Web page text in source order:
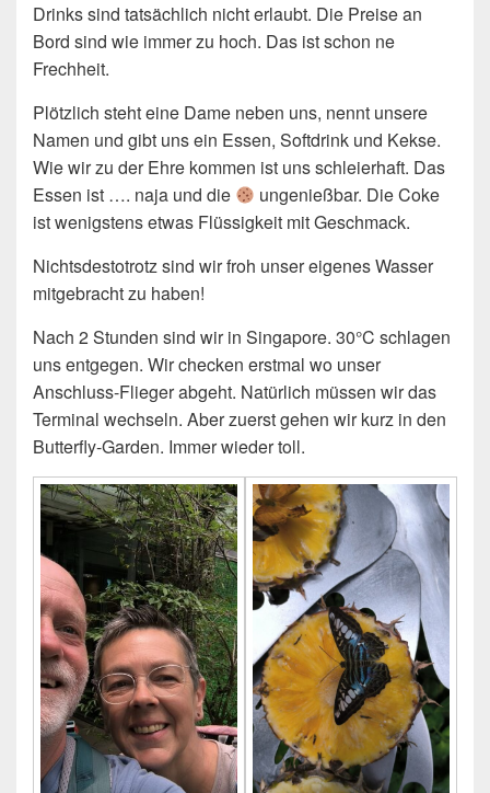
Drinks sind tatsächlich nicht erlaubt. Die Preise an
Bord sind wie immer zu hoch. Das ist schon ne
Frechheit.
Plötzlich steht eine Dame neben uns, nennt unsere
Namen und gibt uns ein Essen, Softdrink und Kekse.
Wie wir zu der Ehre kommen ist uns schleierhaft. Das
Essen ist …. naja und die
ungenießbar. Die Coke
ist wenigstens etwas Flüssigkeit mit Geschmack.
Nichtsdestotrotz sind wir froh unser eigenes Wasser
mitgebracht zu haben!
Nach 2 Stunden sind wir in Singapore. 30°C schlagen
uns entgegen. Wir checken erstmal wo unser
Anschluss-Flieger abgeht. Natürlich müssen wir das
Terminal wechseln. Aber zuerst gehen wir kurz in den
Butterfly-Garden. Immer wieder toll.